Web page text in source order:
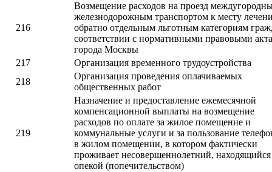
216
Возмещение расходов на проезд
железнодорожным транспортом к месту
обратно отдельным льготным категориям
соответствии с нормативными правовыми
города Москвы
217
Организация временного трудоустройства
218
Организация проведения оплачиваемых
общественных работ
219
Назначение и предоставление ежемесячной
компенсационной выплаты на возмещение
расходов по оплате за жилое помещение и
коммунальные услуги и за пользование
в жилом помещении, в котором фактически
проживает несовершеннолетний,
опекой (попечительством)